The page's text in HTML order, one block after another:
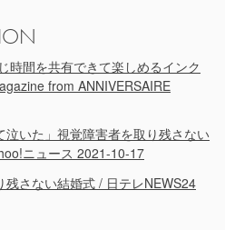
時間を共有できて楽しめるインク
from ANNIVERSAIRE
いた」視覚障害者を取り残さない
ニュース 2021-10-17
さない結婚式 / 日テレNEWS24